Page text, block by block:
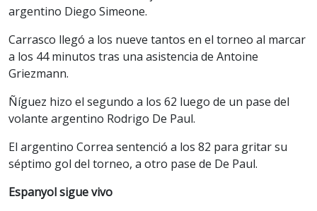
argentino Diego Simeone.
Carrasco llegó a los nueve tantos en el torneo al marcar
a los 44 minutos tras una asistencia de Antoine
Griezmann.
Ñíguez hizo el segundo a los 62 luego de un pase del
volante argentino Rodrigo De Paul.
El argentino Correa sentenció a los 82 para gritar su
séptimo gol del torneo, a otro pase de De Paul.
Espanyol sigue vivo